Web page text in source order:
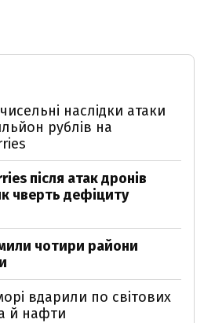
наслідки атаки
рублів на
після атак дронів
чверть дефіциту
чотири райони
вдарили по світових
й нафти